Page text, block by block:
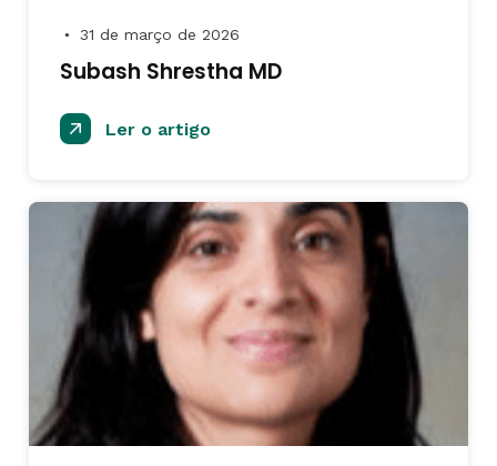
● 31 de março de 2026
Subash Shrestha MD
Ler o artigo